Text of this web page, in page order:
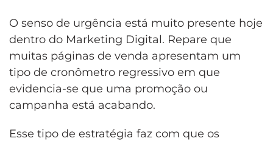
O senso de urgência está muito presente hoje
dentro do Marketing Digital. Repare que
muitas páginas de venda apresentam um
tipo de cronômetro regressivo em que
evidencia-se que uma promoção ou
campanha está acabando.
Esse tipo de estratégia faz com que os